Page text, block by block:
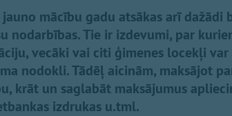
jauno mācību gadu atsākas arī
nodarbības. Tie ir izdevumi, par
vecāki vai citi ģimenes locekļi
nodokli. Tādēļ aicinām, maksājot
krāt un saglabāt maksājumus
izdrukas u.tml.